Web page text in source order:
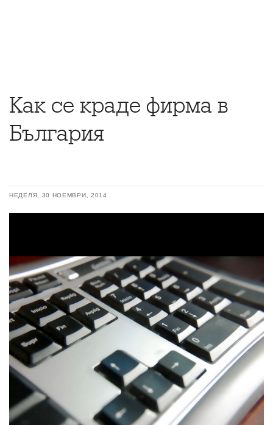
Как се краде фирма в
България
НЕДЕЛЯ, 30 НОЕМВРИ, 2014